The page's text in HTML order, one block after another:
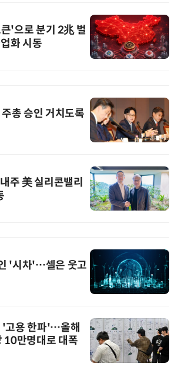
'으로 분기 2兆 벌
화 시동
총 승인 거치도록
주 美 실리콘밸리
'시차'…셀은 웃고
'고용 한파'…올해
10만명대로 대폭